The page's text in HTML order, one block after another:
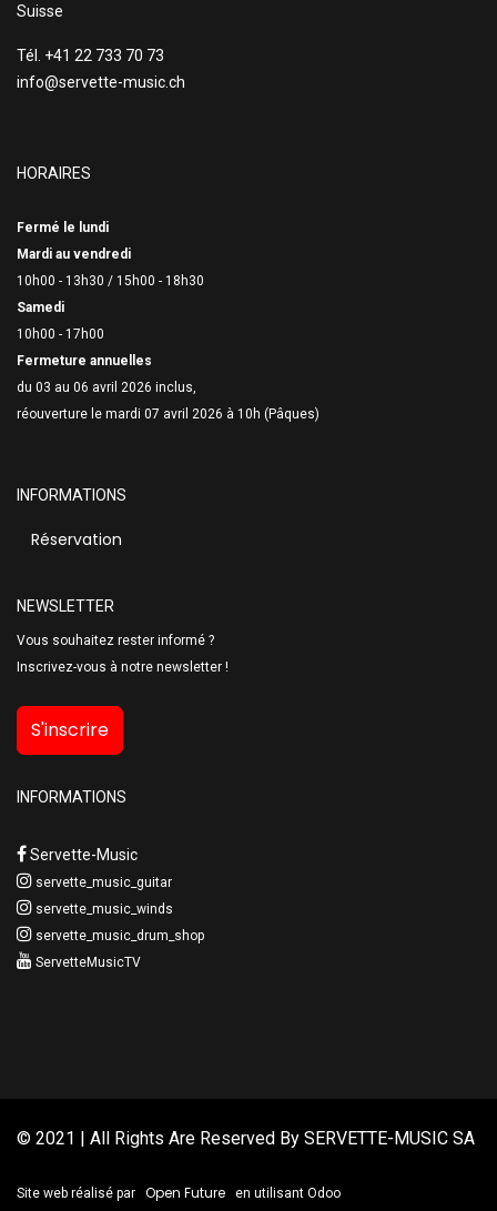
Suisse
Tél. +41 22 733 70 73
info@servette-music.ch
HORAIRES
Fermé le lundi
Mardi au vendredi
10h00 - 13h30 / 15h00 - 18h30
Samedi
10h00 - 17h00
Fermeture annuelles
du 03 au 06 avril 2026 inclus,
réouverture le mardi 07 avril 2026 à 10h (Pâques)
INFORMATIONS
Réservation
NEWSLETTER
Vous souhaitez rester informé ?
Inscrivez-vous à notre newsletter !
S'inscrire
INFORMATIONS
Servette-Music
servette_music_guitar
servette_music_winds
servette_music_drum_shop
ServetteMusicTV
© 2021 | All Rights Are Reserved By SERVETTE-MUSIC SA
Site web réalisé par Open Future en utilisant Odoo